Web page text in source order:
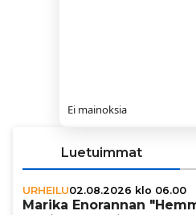
Ei mainoksia
Luetuimmat
URHEILU02.08.2026 klo 06.00
Marika Enorannan